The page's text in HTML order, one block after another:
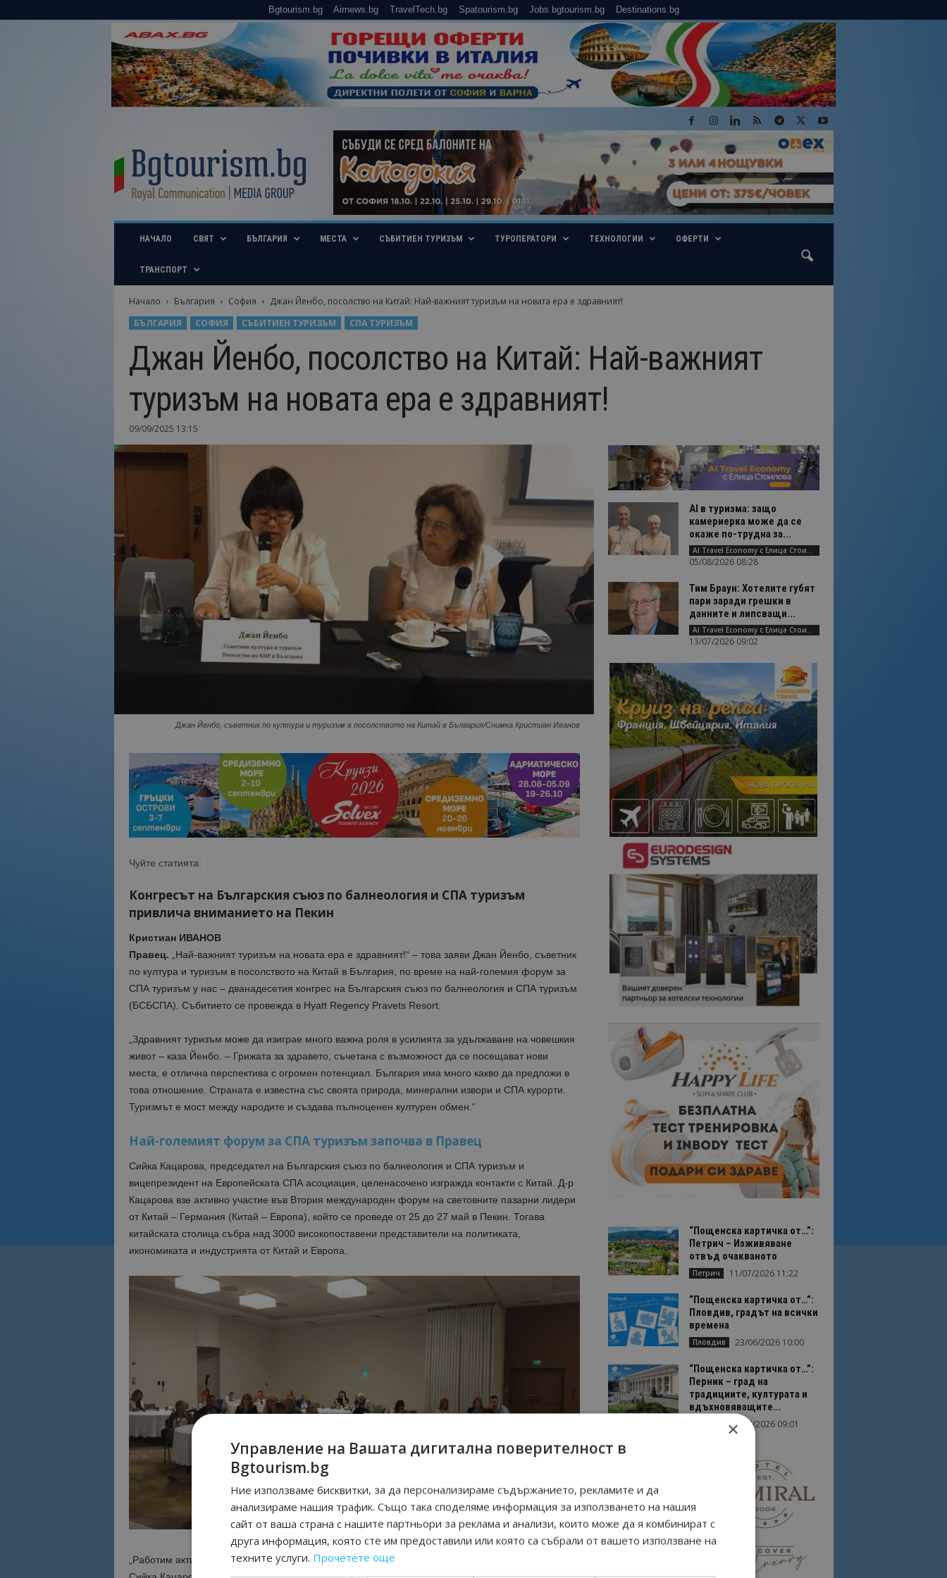
Bgtourism.bg Airnews.bg TravelTech.bg Spatourism.bg Jobs.bgtourism.bg Destinations.bg
u
i
b
о
у
р
НАЧАЛО СВЯТ БЪЛГАРИЯ МЕСТА СЪБИТИЕН ТУРИЗЪМ ТУРОПЕРАТОРИ ТЕХНОЛОГИИ ОФЕРТИ
ТРАНСПОРТ
Начало България София
Джан Йенбо, посолство на Китай: Най-важният туризъм на новата ера е здравният!
БЪЛГАРИЯ
СОФИЯ СЪБИТИЕН ТУРИЗЪМ СПА ТУРИЗЪМ
Джан Йенбо, посолство на Китай: Най-важният
туризъм на новата ера е здравният!
09/09/2025 13:15
Джан Йенбо, съветник по култура и туризъм в посолството на Китай в България/Снимка Кристиан Иванов
Чуйте статията:
Конгресът на Българския съюз по балнеология и СПА туризъм
привлича вниманието на Пекин
Кристиан ИВАНОВ
Правец. „Най-важният туризъм на новата ера е здравният!“ – това заяви Джан Йенбо, съветник
по култура и туризъм в посолството на Китай в България, по време на най-големия форум за
СПА туризъм у нас – дванадесетия конгрес на Българския съюз по балнеология и СПА туризъм
(БСБСПА). Събитието се провежда в Hyatt Regency Pravets Resort.
„Здравният туризъм може да изиграе много важна роля в усилията за удължаване на човешкия
живот – каза Йенбо. – Грижата за здравето, съчетана с възможност да се посещават нови
места, е отлична перспектива с огромен потенциал. България има много какво да предложи в
това отношение. Страната е известна със своята природа, минерални извори и СПА курорти.
Туризмът е мост между народите и създава пълноценен културен обмен.“
Най-големият форум за СПА туризъм започва в Правец
Сийка Кацарова, председател на Българския съюз по балнеология и СПА туризъм и
вицепрезидент на Европейската СПА асоциация, целенасочено изгражда контакти с Китай. Д-р
Кацарова взе активно участие във Втория международен форум на световните пазарни лидери
от Китай – Германия (Китай – Европа), който се проведе от 25 до 27 май в Пекин. Тогава
китайската столица събра над 3000 високопоставени представители на политиката,
икономиката и индустрията от Китай и Европа.
„Работим активно за привличане на повече туристи от Китай в българските курорти“, заяви
AI в туризма: защо
камериерка може да се
окаже по-трудна за...
AI Travel Economy с Елица Стоилова
05/08/2026 08:28
Тим Браун: Хотелите губят
пари заради грешки в
данните и липсващи...
AI Travel Economy с Елица Стоилова
13/07/2026 09:02
“Пощенска картичка от…”:
Петрич – Изживяване
отвъд очакваното
Петрич 11/07/2026 11:22
“Пощенска картичка от…”:
Пловдив, градът на всички
времена
Пловдив 23/06/2026 10:00
“Пощенска картичка от…”:
Перник – град на
традициите, културата и
вдъхновяващите...
17/06/2026 09:01
×
Управление на Вашата дигитална поверителност в
Bgtourism.bg
Ние използваме бисквитки, за да персонализираме съдържанието, рекламите и да
анализираме нашия трафик. Също така споделяме информация за използването на нашия
сайт от ваша страна с нашите партньори за реклама и анализи, които може да я комбинират с
друга информация, която сте им предоставили или която са събрали от вашето използване на
техните услуги. Прочетете още